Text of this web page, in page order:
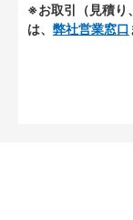
※お取引（見積り
は、 弊社営業窓口